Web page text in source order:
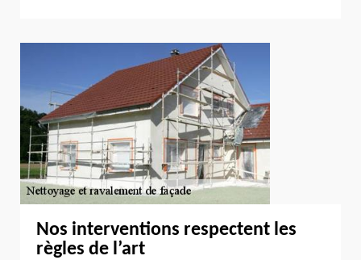
Nos interventions respectent les
règles de l’art